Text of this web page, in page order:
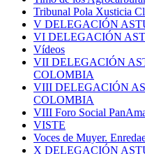
Tribunal Pola Xusticia
V DELEGACIÓN
VI DELEGACIÓN
Vídeos
VII DELEGACIÓN
COLOMBIA
VIII DELEGACIÓN
COLOMBIA
VIII Foro Social
VISTE
Voces de Muyer.
X DELEGACIÓN